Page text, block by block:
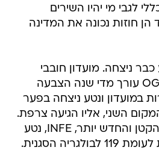
לגבי מי יהיו השירים
חוזות נכונה את המדינה
ניצחה. מועדון חובבי
האירוויזיון הרשמי OGAE עורך מדי שנה הצבעה
במועדון ונטע ניצחה בפער
מהמקום השני, אליו הגיעה צרפת.
גם במועדון החובבים הקטן והחדש יותר, INFE, נטע